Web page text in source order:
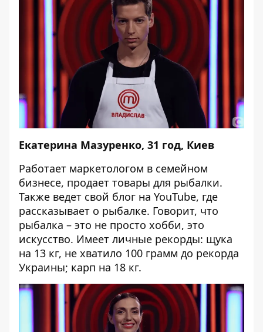
Екатерина Мазуренко, 31 год, Киев
Работает маркетологом в семейном
бизнесе, продает товары для рыбалки.
Также ведет свой блог на YouTube, где
рассказывает о рыбалке. Говорит, что
рыбалка – это не просто хобби, это
искусство. Имеет личные рекорды: щука
на 13 кг, не хватило 100 грамм до рекорда
Украины; карп на 18 кг.